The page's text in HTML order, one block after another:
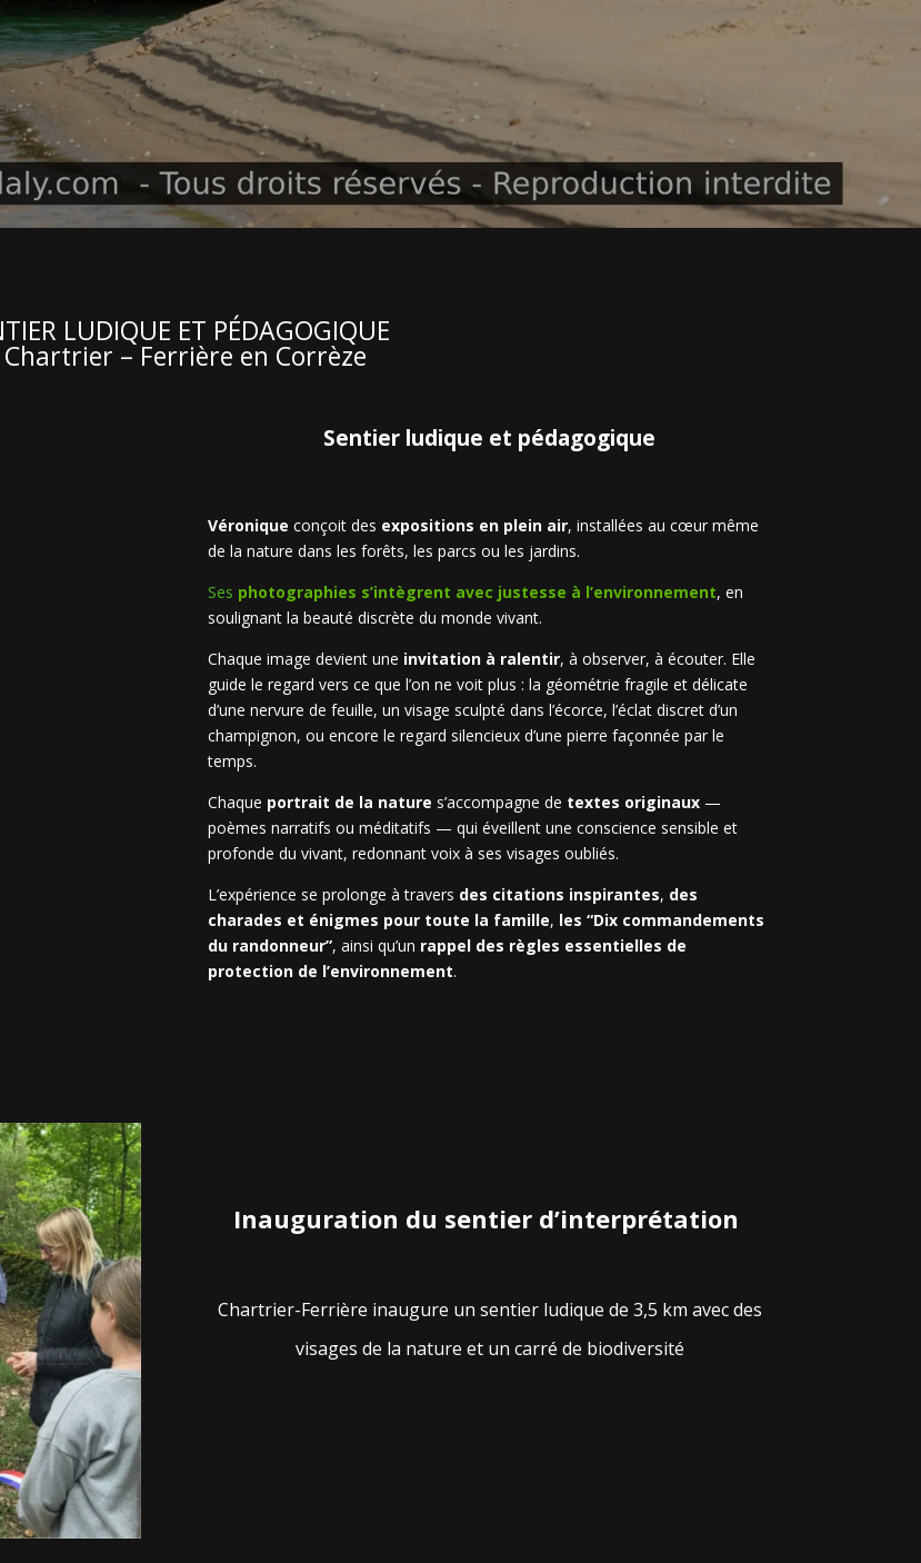
LUDIQUE ET PÉDAGOGIQUE
– Ferrière en Corrèze
Sentier ludique et pédagogique
Véronique conçoit des expositions en plein air, installées au cœur même
de la nature dans les forêts, les parcs ou les jardins.
Ses photographies s’intègrent avec justesse à l’environnement, en
soulignant la beauté discrète du monde vivant.
Chaque image devient une invitation à ralentir, à observer, à écouter. Elle
guide le regard vers ce que l’on ne voit plus : la géométrie fragile et délicate
d’une nervure de feuille, un visage sculpté dans l’écorce, l’éclat discret d’un
champignon, ou encore le regard silencieux d’une pierre façonnée par le
temps.
Chaque portrait de la nature s’accompagne de textes originaux—
poèmes narratifs ou méditatifs — qui éveillent une conscience sensible et
profonde du vivant, redonnant voix à ses visages oubliés.
L’expérience se prolonge à travers des citations inspirantes, des
charades et énigmes pour toute la famille, les “Dix commandements
du randonneur”, ainsi qu’un rappel des règles essentielles de
protection de l’environnement.
Inauguration du sentier d’interprétation
Chartrier-Ferrière inaugure un sentier ludique de 3,5 km avec des
visages de la nature et un carré de biodiversité